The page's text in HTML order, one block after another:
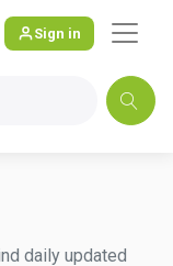
Sign in
daily updated